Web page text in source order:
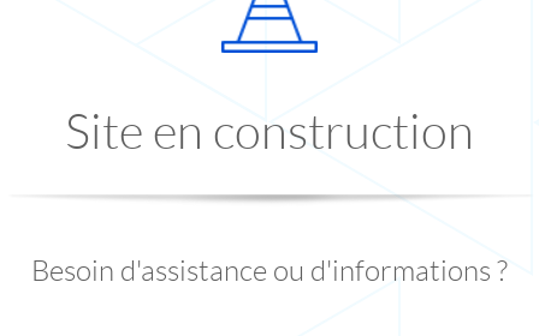
Site en construction
Besoin d'assistance ou d'informations ?